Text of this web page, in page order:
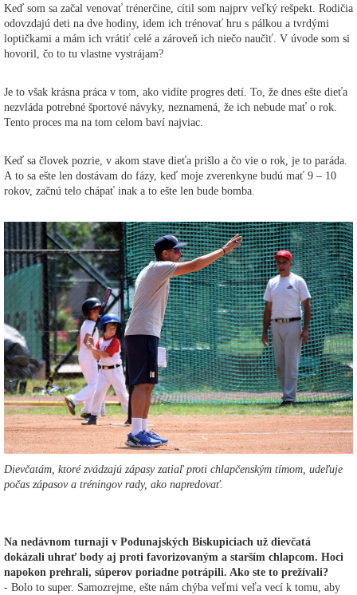
Keď som sa začal venovať trénerčine, cítil som najprv veľký rešpekt. Rodičia
odovzdajú deti na dve hodiny, idem ich trénovať hru s pálkou a tvrdými
loptičkami a mám ich vrátiť celé a zároveň ich niečo naučiť. V úvode som si
hovoril, čo to tu vlastne vystrájam?
Je to však krásna práca v tom, ako vidíte progres detí. To, že dnes ešte dieťa
nezvláda potrebné športové návyky, neznamená, že ich nebude mať o rok.
Tento proces ma na tom celom baví najviac.
Keď sa človek pozrie, v akom stave dieťa prišlo a čo vie o rok, je to paráda.
A to sa ešte len dostávam do fázy, keď moje zverenkyne budú mať 9 – 10
rokov, začnú telo chápať inak a to ešte len bude bomba.
Dievčatám, ktoré zvádzajú zápasy zatiaľ proti chlapčenským tímom, udeľuje
počas zápasov a tréningov rady, ako napredovať.
Na nedávnom turnaji v Podunajských Biskupiciach už dievčatá
dokázali uhrať body aj proti favorizovaným a starším chlapcom. Hoci
napokon prehrali, súperov poriadne potrápili. Ako ste to prežívali?
- Bolo to super. Samozrejme, ešte nám chýba veľmi veľa vecí k tomu, aby